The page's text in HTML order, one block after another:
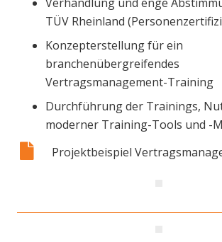
Verhandlung und enge
TÜV Rheinland
Konzepterstellung für ein
branchenübergreifendes
Vertragsmanagement-Training
Durchführung der Trainings,
moderner Training-Tools und -
Projektbeispiel